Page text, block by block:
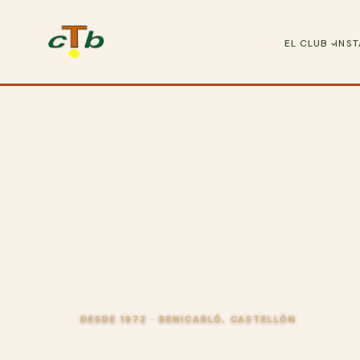
EL CLUB
DESDE 1972 · BENICARLÓ, CASTELLÓN